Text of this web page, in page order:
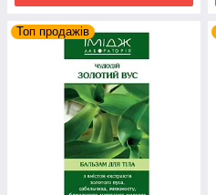
Топ продажів